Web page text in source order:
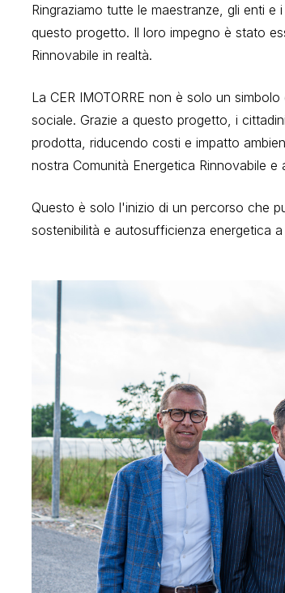
Ringraziamo tutte le maestranze, gli enti
questo progetto. Il loro impegno è stato
Rinnovabile in realtà.
La CER IMOTORRE non è solo un
sociale. Grazie a questo progetto, i
prodotta, riducendo costi e impatto
nostra Comunità Energetica Rinnovabile
Questo è solo l'inizio di un percorso che
sostenibilità e autosufficienza energetica